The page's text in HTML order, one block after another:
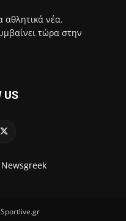
αθλητικά νέα.
τώρα στην
US
Newsgreek